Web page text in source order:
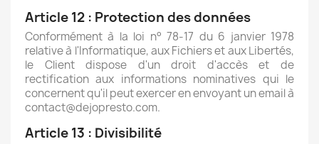
Article 12 : Protection des données
Conformément à la loi n° 78-17 du 6 janvier 1978
relative à l'Informatique, aux Fichiers et aux Libertés,
le Client dispose d'un droit d'accès et de
rectification aux informations nominatives qui le
concernent qu'il peut exercer en envoyant un email à
contact@dejopresto.com.
Article 13 : Divisibilité